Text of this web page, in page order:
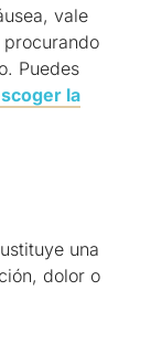
vale
Puedes
la
una
dolor o